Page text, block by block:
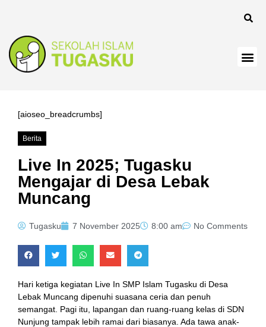
[aioseo_breadcrumbs]
Berita
Live In 2025; Tugasku
Mengajar di Desa Lebak
Muncang
Tugasku 7 November 2025 8:00 am No Comments
Hari ketiga kegiatan Live In SMP Islam Tugasku di Desa
Lebak Muncang dipenuhi suasana ceria dan penuh
semangat. Pagi itu, lapangan dan ruang-ruang kelas di SDN
Nunjung tampak lebih ramai dari biasanya. Ada tawa anak-